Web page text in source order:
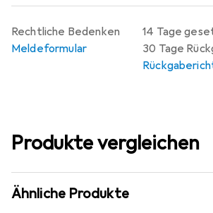
14 Tage
30 Tage
Rechtliche Bedenken
Meldeformular
Produkte vergleichen
Ähnliche Produkte